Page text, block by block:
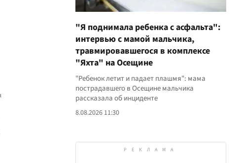
"Я поднимала ребенка с асфальта":
интервью с мамой мальчика,
травмировавшегося в комплексе
"Яхта" на Осещине
"Ребенок летит и падает плашмя": мама
пострадавшего в Осещине мальчика
рассказала об инциденте
8.08.2026 11:30